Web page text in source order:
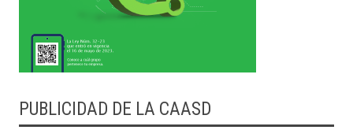
PUBLICIDAD DE LA CAASD